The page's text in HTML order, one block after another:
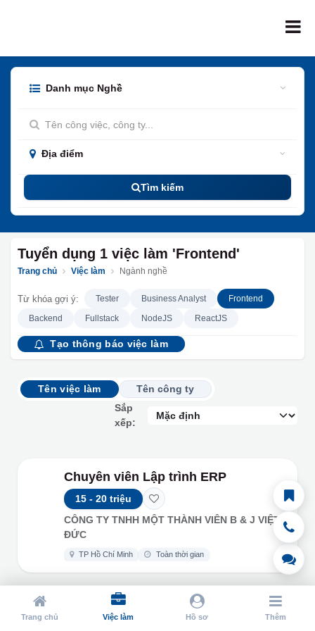
Bỏ qua để đến Nội dung
Danh mục Nghề
Địa điểm
Tìm kiếm
Tuyển dụng 1 việc làm 'Frontend'
Trang chủ Việc làm Ngành nghề
Từ khóa gợi ý: Tester Business Analyst
Frontend
Backend
Fullstack NodeJS ReactJS
Tạo thông báo việc làm
Tên việc làm
Tên công ty
Sắp
xếp:
Chuyên viên Lập trình ERP
15 - 20 triệu
CÔNG TY TNHH MỘT THÀNH VIÊN B & J
VIỆT ĐỨC
TP Hồ Chí Minh Toàn thời gian
Trang chủ Việc làm Hồ sơ Thêm